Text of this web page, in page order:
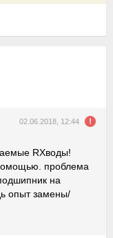
02.06.2018, 12:44
RXводы!
проблема
на
опыт замены/